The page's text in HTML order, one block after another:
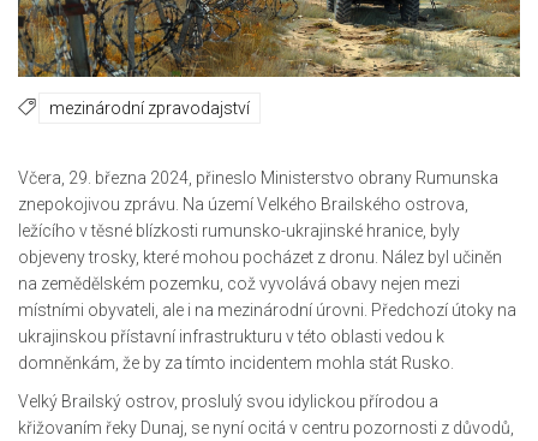
mezinárodní zpravodajství
Včera, 29. března 2024, přineslo Ministerstvo obrany Rumunska
znepokojivou zprávu. Na území Velkého Brailského ostrova,
ležícího v těsné blízkosti rumunsko-ukrajinské hranice, byly
objeveny trosky, které mohou pocházet z dronu. Nález byl učiněn
na zemědělském pozemku, což vyvolává obavy nejen mezi
místními obyvateli, ale i na mezinárodní úrovni. Předchozí útoky na
ukrajinskou přístavní infrastrukturu v této oblasti vedou k
domněnkám, že by za tímto incidentem mohla stát Rusko.
Velký Brailský ostrov, proslulý svou idylickou přírodou a
křižovaním řeky Dunaj, se nyní ocitá v centru pozornosti z důvodů,